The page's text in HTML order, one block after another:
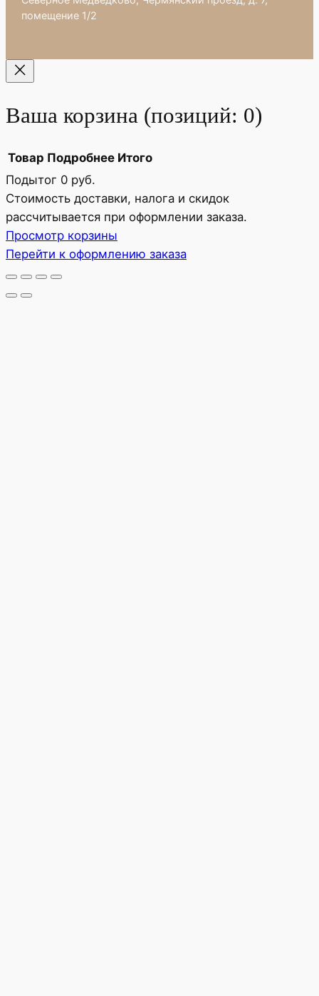
помещение 1/2
Ваша корзина (позиций: 0)
Товары
в
корзине
Товар Подробнее Итого
Подытог 0 руб.
Стоимость доставки, налога и скидок
рассчитывается при оформлении заказа.
Просмотр корзины
Перейти к оформлению заказа